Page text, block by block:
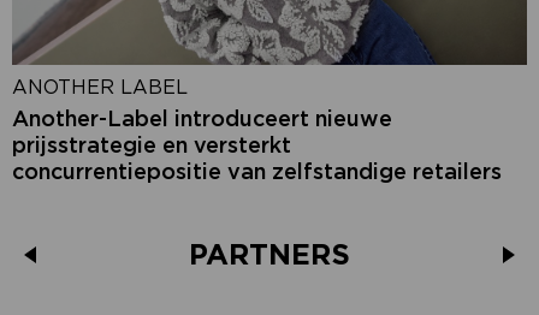
ANOTHER LABEL
Another-Label introduceert nieuwe
prijsstrategie en versterkt
concurrentiepositie van zelfstandige retailers
PARTNERS